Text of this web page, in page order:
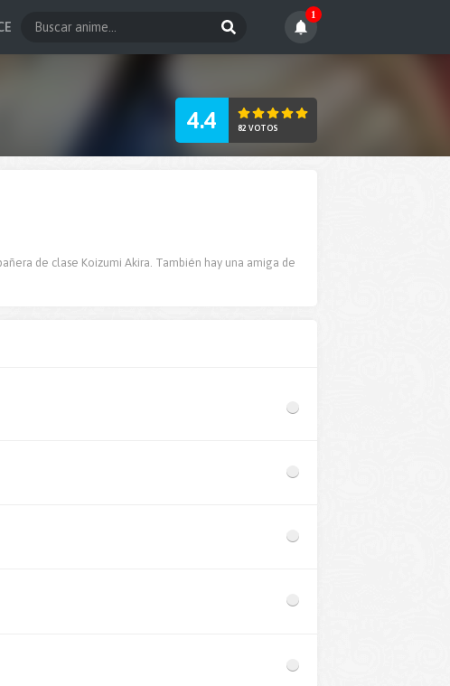
1
4.4 82 VOTOS
de clase Koizumi Akira. También hay una amiga de